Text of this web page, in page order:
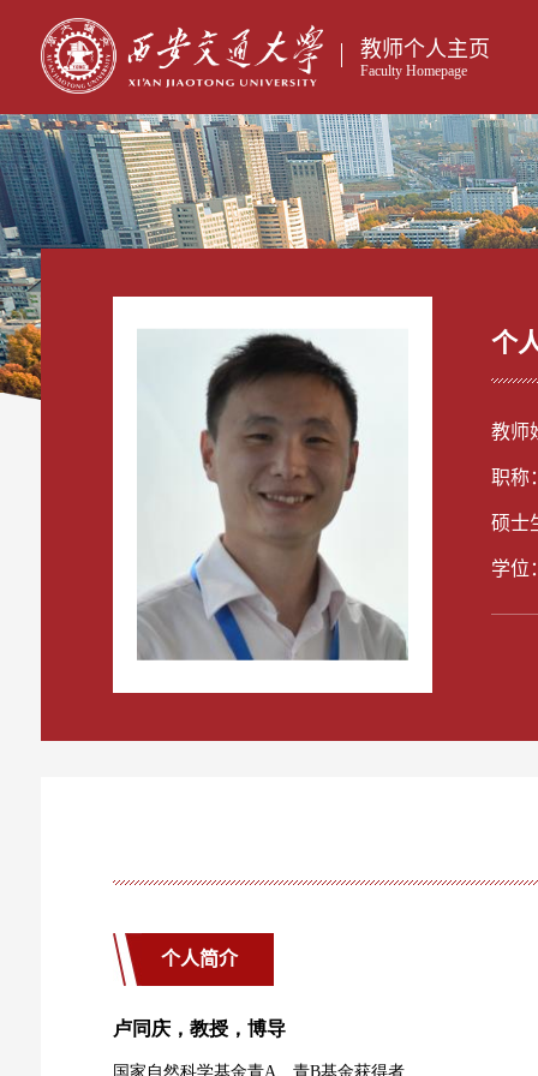
教师个人主页
Faculty Homepage
个
教师
职称
硕士
学位
个人简介